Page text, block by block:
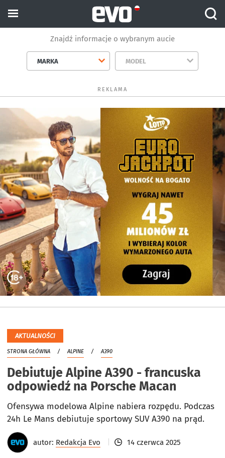
Znajdź informacje o wybranym aucie
MARKA MODEL
REKLAMA
AKTUALNOŚCI
STRONA GŁÓWNA ALPINE A390
Debiutuje Alpine A390 - francuska
odpowiedź na Porsche Macan
Ofensywa modelowa Alpine nabiera rozpędu. Podczas
24h Le Mans debiutuje sportowy SUV A390 na prąd.
autor: Redakcja Evo 14 czerwca 2025